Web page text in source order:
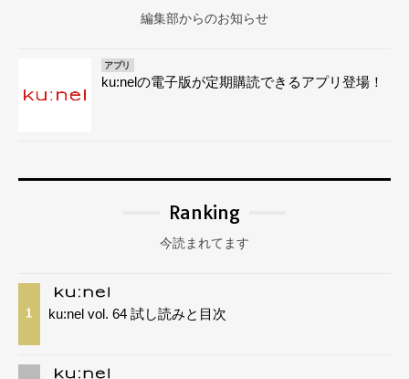
編集部からのお知らせ
アプリ
ku:nelの電子版が定期購読できるアプリ登場！
Ranking
今読まれてます
1 ku:nel vol. 64 試し読みと目次